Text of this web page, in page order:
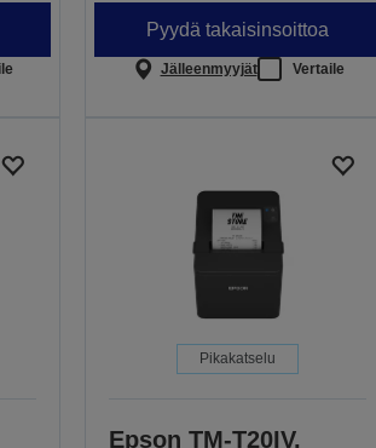
Pyydä takaisinsoittoa
Jälleenmyyjät Vertaile
Pikakatselu
Epson TM-T20IV,